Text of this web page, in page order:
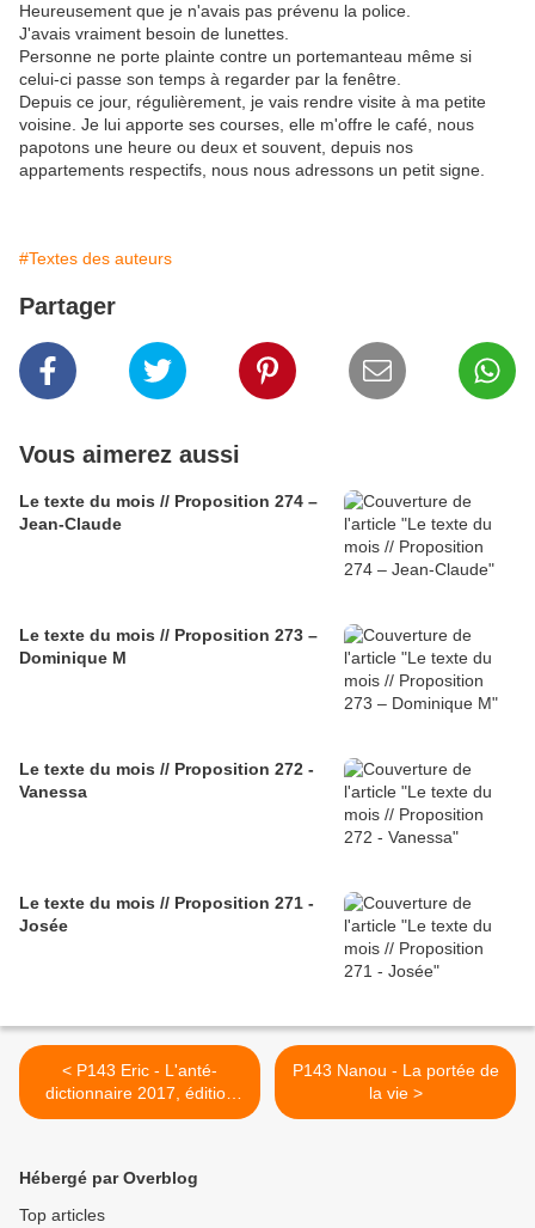
Heureusement que je n'avais pas prévenu la police.
J'avais vraiment besoin de lunettes.
Personne ne porte plainte contre un portemanteau même si
celui-ci passe son temps à regarder par la fenêtre.
Depuis ce jour, régulièrement, je vais rendre visite à ma petite
voisine. Je lui apporte ses courses, elle m'offre le café, nous
papotons une heure ou deux et souvent, depuis nos
appartements respectifs, nous nous adressons un petit signe.
#Textes des auteurs
Partager
Vous aimerez aussi
Le texte du mois // Proposition 274 –
Jean-Claude
Le texte du mois // Proposition 273 –
Dominique M
Le texte du mois // Proposition 272 -
Vanessa
Le texte du mois // Proposition 271 -
Josée
< P143 Eric - L'anté-
dictionnaire 2017, édition
143
P143 Nanou - La portée de
la vie >
Hébergé par Overblog
Top articles